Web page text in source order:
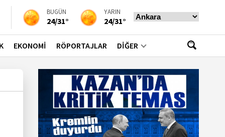
BUGÜN
24/31°
YARIN
24/31°
EKONOMİ RÖPORTAJLAR DİĞER